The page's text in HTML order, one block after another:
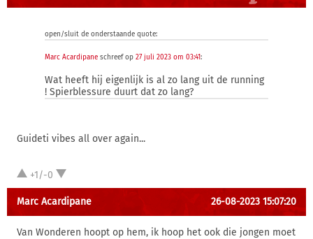
open/sluit de onderstaande quote:
Marc Acardipane schreef op 27 juli 2023 om 03:41:
Wat heeft hij eigenlijk is al zo lang uit de running
! Spierblessure duurt dat zo lang?
Guideti vibes all over again...
+1/-0
Marc Acardipane 26-08-2023 15:07:20
Van Wonderen hoopt op hem, ik hoop het ook die jongen moet